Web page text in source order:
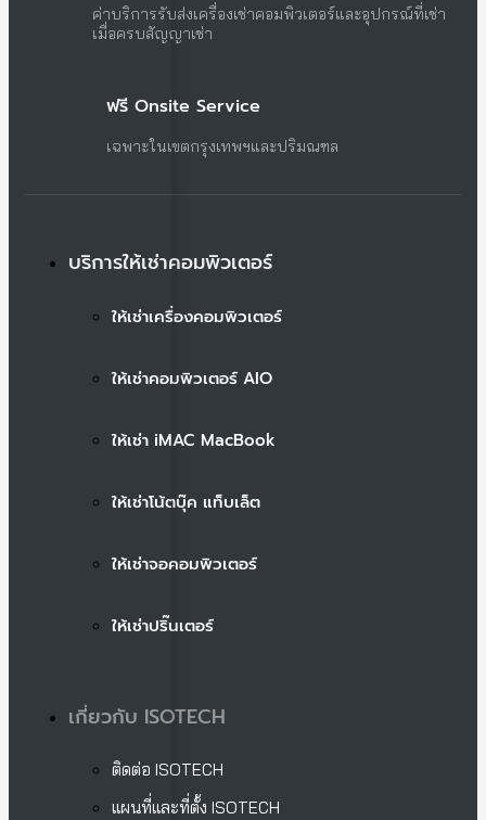
ค่าบริการรับส่งเครื่องเช่าคอมพิวเตอร์และอุปกรณ์ที่เช่า
เมื่อครบสัญญาเช่า
ฟรี Onsite Service
เฉพาะในเขตกรุงเทพฯและปริมณฑล
บริการให้เช่าคอมพิวเตอร์
ให้เช่าเครื่องคอมพิวเตอร์
ให้เช่าคอมพิวเตอร์ AIO
ให้เช่า iMAC MacBook
ให้เช่าโน้ตบุ๊ค แท็บเล็ต
ให้เช่าจอคอมพิวเตอร์
ให้เช่าปริ๊นเตอร์
เกี่ยวกับ ISOTECH
ติดต่อ ISOTECH
แผนที่และที่ตั้ง ISOTECH